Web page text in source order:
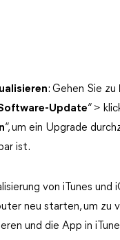
: Gehen Sie zu
Update“ >
“, um ein Upgrade
ist.
von iTunes und
neu starten, um zu
und die App in